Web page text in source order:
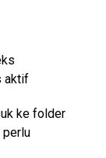
aktif
ke folder
perlu